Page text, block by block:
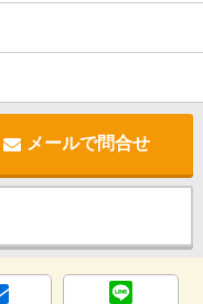
メールで問合せ